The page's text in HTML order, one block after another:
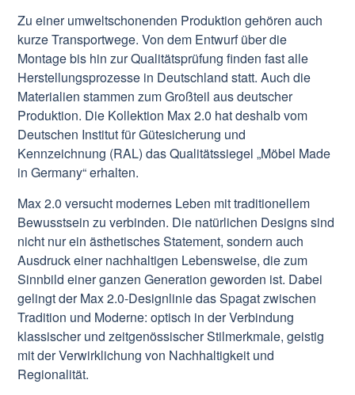
Zu einer umweltschonenden Produktion gehören auch
kurze Transportwege. Von dem Entwurf über die
Montage bis hin zur Qualitätsprüfung finden fast alle
Herstellungsprozesse in Deutschland statt. Auch die
Materialien stammen zum Großteil aus deutscher
Produktion. Die Kollektion Max 2.0 hat deshalb vom
Deutschen Institut für Gütesicherung und
Kennzeichnung (RAL) das Qualitätssiegel „Möbel Made
in Germany“ erhalten.
Max 2.0 versucht modernes Leben mit traditionellem
Bewusstsein zu verbinden. Die natürlichen Designs sind
nicht nur ein ästhetisches Statement, sondern auch
Ausdruck einer nachhaltigen Lebensweise, die zum
Sinnbild einer ganzen Generation geworden ist. Dabei
gelingt der Max 2.0-Designlinie das Spagat zwischen
Tradition und Moderne: optisch in der Verbindung
klassischer und zeitgenössischer Stilmerkmale, geistig
mit der Verwirklichung von Nachhaltigkeit und
Regionalität.